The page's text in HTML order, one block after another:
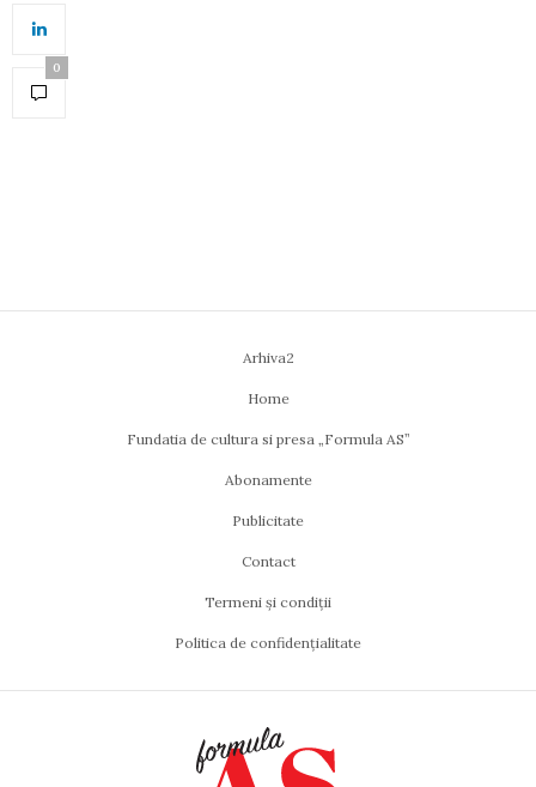
0
Arhiva2
Home
Fundatia de cultura si presa „Formula AS”
Abonamente
Publicitate
Contact
Termeni și condiții
Politica de confidențialitate